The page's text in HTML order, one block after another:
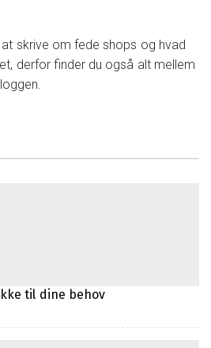
skrive om fede shops og hvad
derfor finder du også alt mellem
til dine behov